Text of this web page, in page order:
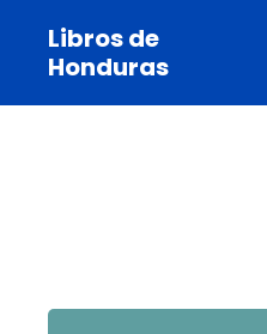
contenido
Libros de
Honduras